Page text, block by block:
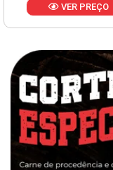
VER PREÇO